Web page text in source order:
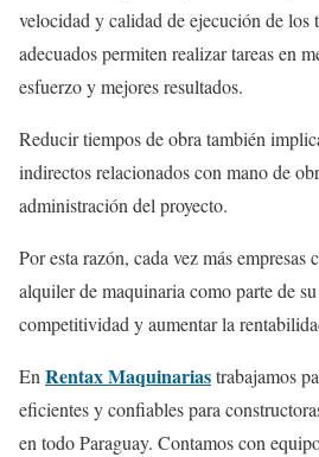
velocidad y calidad de ejecución de los
adecuados permiten realizar tareas en
esfuerzo y mejores resultados.
Reducir tiempos de obra también
indirectos relacionados con mano de
administración del proyecto.
Por esta razón, cada vez más
alquiler de maquinaria como parte de
competitividad y aumentar la
En Rentax Maquinariastrabajamos
eficientes y confiables para
en todo Paraguay. Contamos con